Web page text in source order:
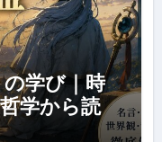
学び｜時
学から読